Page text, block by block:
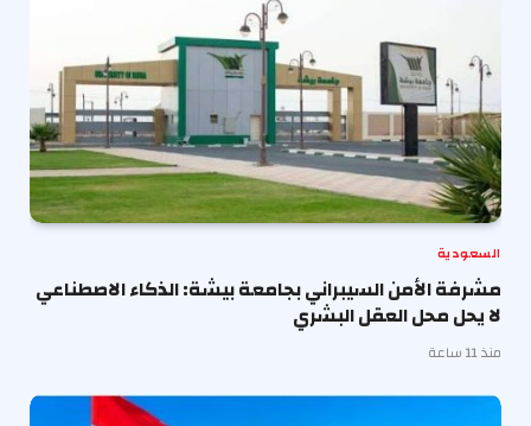
السعودية
مشرفة الأمن السيبراني بجامعة بيشة: الذكاء الاصطناعي
لا يحل محل العقل البشري
منذ 11 ساعة